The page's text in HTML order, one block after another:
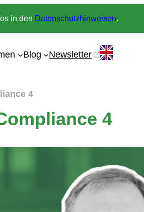
in den Datenschutzhinweisen.
Blog Newsletter
4
4